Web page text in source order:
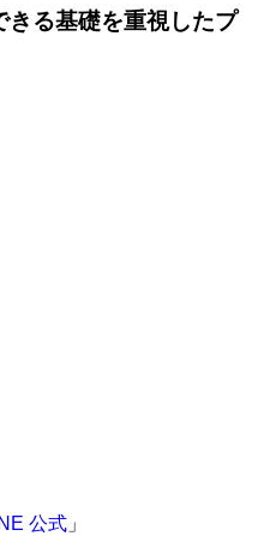
る基礎を重視したプ
公式 」